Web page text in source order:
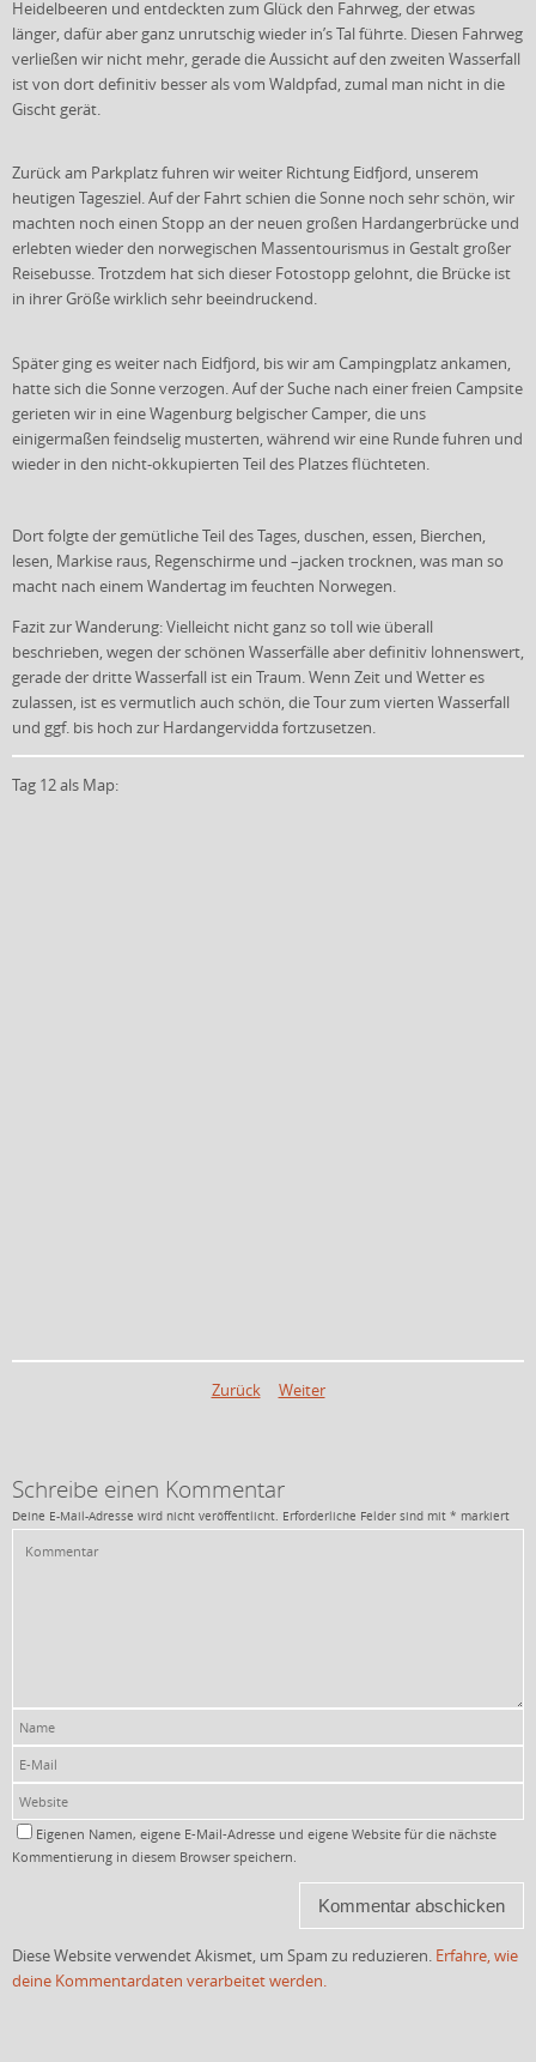
Heidelbeeren und entdeckten zum Glück den Fahrweg, der etwas
länger, dafür aber ganz unrutschig wieder in’s Tal führte. Diesen Fahrweg
verließen wir nicht mehr, gerade die Aussicht auf den zweiten Wasserfall
ist von dort definitiv besser als vom Waldpfad, zumal man nicht in die
Gischt gerät.
Zurück am Parkplatz fuhren wir weiter Richtung Eidfjord, unserem
heutigen Tagesziel. Auf der Fahrt schien die Sonne noch sehr schön, wir
machten noch einen Stopp an der neuen großen Hardangerbrücke und
erlebten wieder den norwegischen Massentourismus in Gestalt großer
Reisebusse. Trotzdem hat sich dieser Fotostopp gelohnt, die Brücke ist
in ihrer Größe wirklich sehr beeindruckend.
Später ging es weiter nach Eidfjord, bis wir am Campingplatz ankamen,
hatte sich die Sonne verzogen. Auf der Suche nach einer freien Campsite
gerieten wir in eine Wagenburg belgischer Camper, die uns
einigermaßen feindselig musterten, während wir eine Runde fuhren und
wieder in den nicht-okkupierten Teil des Platzes flüchteten.
Dort folgte der gemütliche Teil des Tages, duschen, essen, Bierchen,
lesen, Markise raus, Regenschirme und –jacken trocknen, was man so
macht nach einem Wandertag im feuchten Norwegen.
Fazit zur Wanderung: Vielleicht nicht ganz so toll wie überall
beschrieben, wegen der schönen Wasserfälle aber definitiv lohnenswert,
gerade der dritte Wasserfall ist ein Traum. Wenn Zeit und Wetter es
zulassen, ist es vermutlich auch schön, die Tour zum vierten Wasserfall
und ggf. bis hoch zur Hardangervidda fortzusetzen.
Tag 12 als Map:
Zurück Weiter
Schreibe einen Kommentar
Deine E-Mail-Adresse wird nicht veröffentlicht. Erforderliche Felder sind mit * markiert
Eigenen Namen, eigene E-Mail-Adresse und eigene Website für die nächste
Kommentierung in diesem Browser speichern.
Diese Website verwendet Akismet, um Spam zu reduzieren. Erfahre, wie
deine Kommentardaten verarbeitet werden.